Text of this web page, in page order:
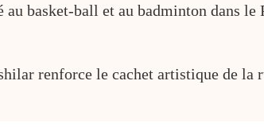
au basket-ball et au badminton dans
renforce le cachet artistique de la